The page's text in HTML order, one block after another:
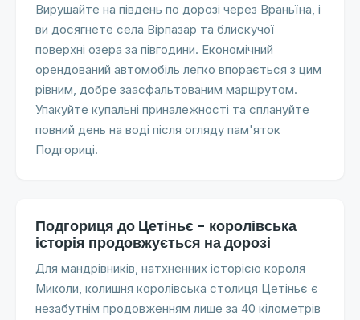
Вирушайте на південь по дорозі через Враньїна, і
ви досягнете села Вірпазар та блискучої
поверхні озера за півгодини. Економічний
орендований автомобіль легко впорається з цим
рівним, добре заасфальтованим маршрутом.
Упакуйте купальні приналежності та сплануйте
повний день на воді після огляду пам'яток
Подгориці.
Подгориця до Цетіньє - королівська
історія продовжується на дорозі
Для мандрівників, натхненних історією короля
Миколи, колишня королівська столиця Цетіньє є
незабутнім продовженням лише за 40 кілометрів